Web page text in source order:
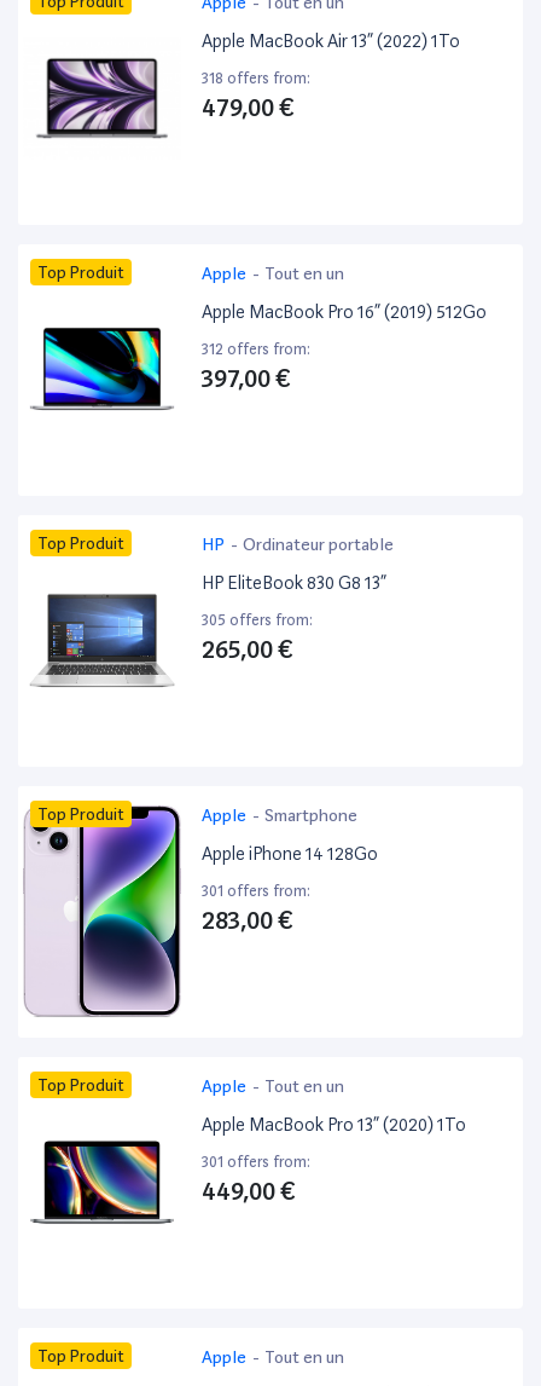
Apple MacBook Air 13” (2022) 1To
318 offers from:
479,00 €
Top Produit Apple - Tout en un
Apple MacBook Pro 16” (2019) 512Go
312 offers from:
397,00 €
Top Produit HP - Ordinateur portable
HP EliteBook 830 G8 13”
305 offers from:
265,00 €
Top Produit Apple - Smartphone
Apple iPhone 14 128Go
301 offers from:
283,00 €
Top Produit Apple - Tout en un
Apple MacBook Pro 13” (2020) 1To
301 offers from:
449,00 €
Top Produit Apple - Tout en un